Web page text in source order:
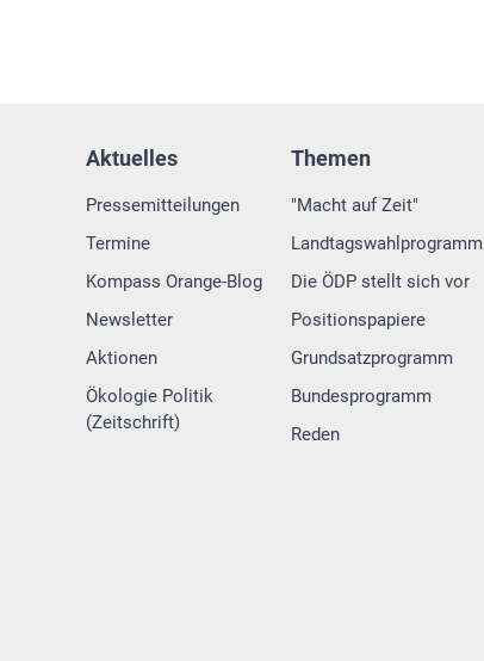
Aktuelles
Pressemitteilungen
Termine
Kompass Orange-Blog
Newsletter
Aktionen
Ökologie Politik
(Zeitschrift)
Themen
"Macht auf Zeit"
Landtagswahlprogramm
Die ÖDP stellt sich vor
Positionspapiere
Grundsatzprogramm
Bundesprogramm
Reden